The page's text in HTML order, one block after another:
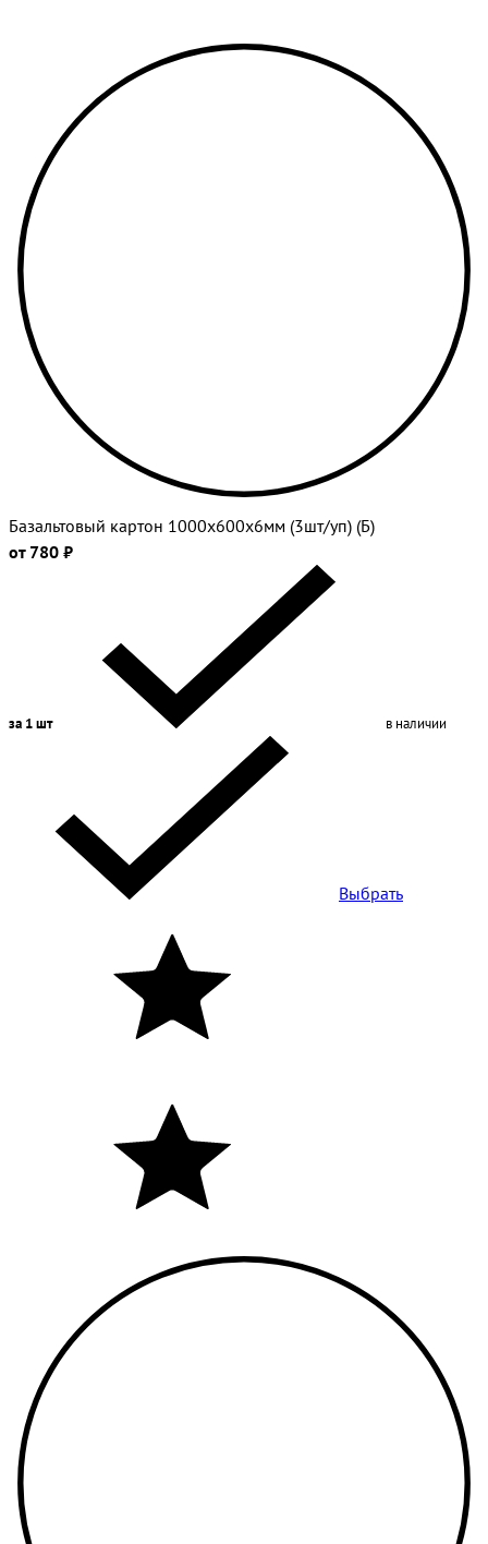
Базальтовый картон 1000х600х6мм (3шт/уп) (Б)
от 780 ₽
за 1 шт в наличии
Выбрать